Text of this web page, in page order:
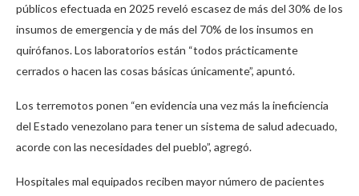
públicos efectuada en 2025 reveló escasez de más del 30% de los
insumos de emergencia y de más del 70% de los insumos en
quirófanos. Los laboratorios están “todos prácticamente
cerrados o hacen las cosas básicas únicamente”, apuntó.
Los terremotos ponen “en evidencia una vez más la ineficiencia
del Estado venezolano para tener un sistema de salud adecuado,
acorde con las necesidades del pueblo”, agregó.
Hospitales mal equipados reciben mayor número de pacientes